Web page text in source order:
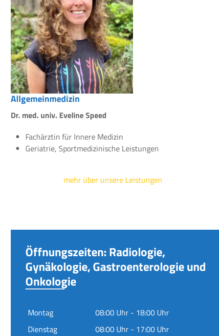
Allgemeinmedizin
Dr. med. univ. Eveline Speed
Fachärztin für Innere Medizin
Geriatrie, Sportmedizinische Leistungen
mehr über unsere Leistungen
Öffnungszeiten: Radiologie,
Gynäkologie, Gastroenterologie und
Onkologie
Montag
08:00 Uhr - 18:00 Uhr
Dienstag
08:00 Uhr - 17:00 Uhr